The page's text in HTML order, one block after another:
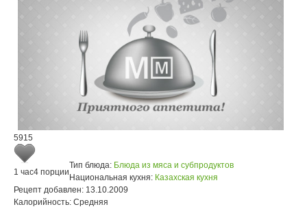
5915
1 час4 порции
Тип блюда: Блюда из мяса и субпродуктов
Национальная кухня: Казахская кухня
Рецепт добавлен: 13.10.2009
Калорийность: Средняя